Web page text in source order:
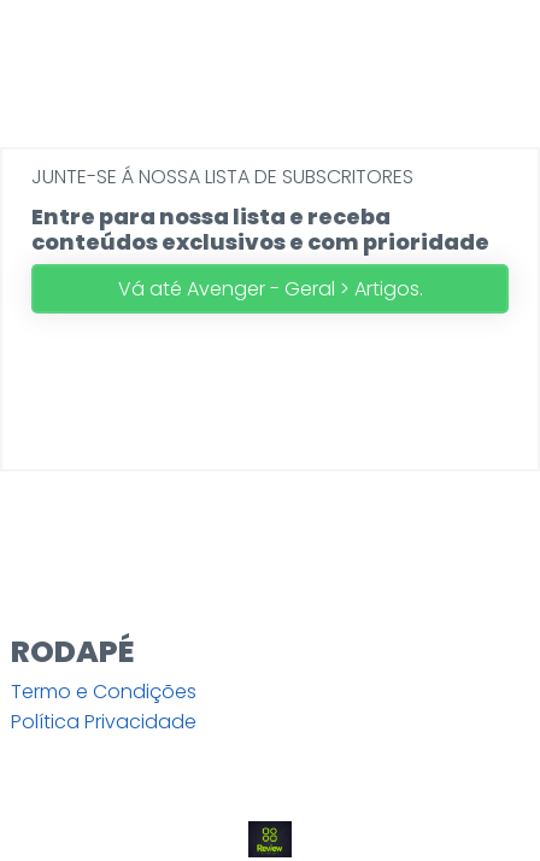
JUNTE-SE Á NOSSA LISTA DE SUBSCRITORES
Entre para nossa lista e receba
conteúdos exclusivos e com prioridade
Vá até Avenger - Geral > Artigos.
RODAPÉ
Termo e Condições
Política Privacidade